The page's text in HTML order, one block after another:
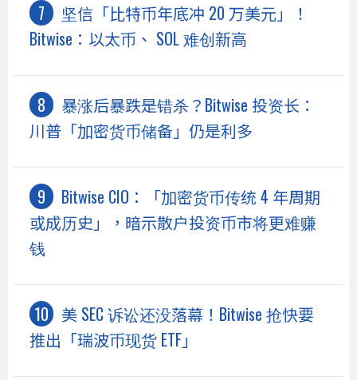
坚信「比特币年底冲 20 万美元」！
Bitwise：以太币、 SOL 难创新高
暴涨后暴跌是错杀？Bitwise 投资长：
川普「加密货币储备」仍是利多
Bitwise CIO：「加密货币传统 4 年周期
或成历史」，暗示散户投资币市将更难赚
钱
美 SEC 诉讼还没落幕！Bitwise 抢快要
推出「瑞波币现货 ETF」